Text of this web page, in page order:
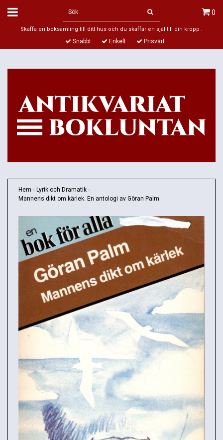
0
Skaffa en boksamling till ditt hus och du skaffar en själ till din kropp .
Snabbt Enkelt Prisvärt
Hem › Lyrik och Dramatik ›
Mannens dikt om kärlek. En antologi av Göran Palm